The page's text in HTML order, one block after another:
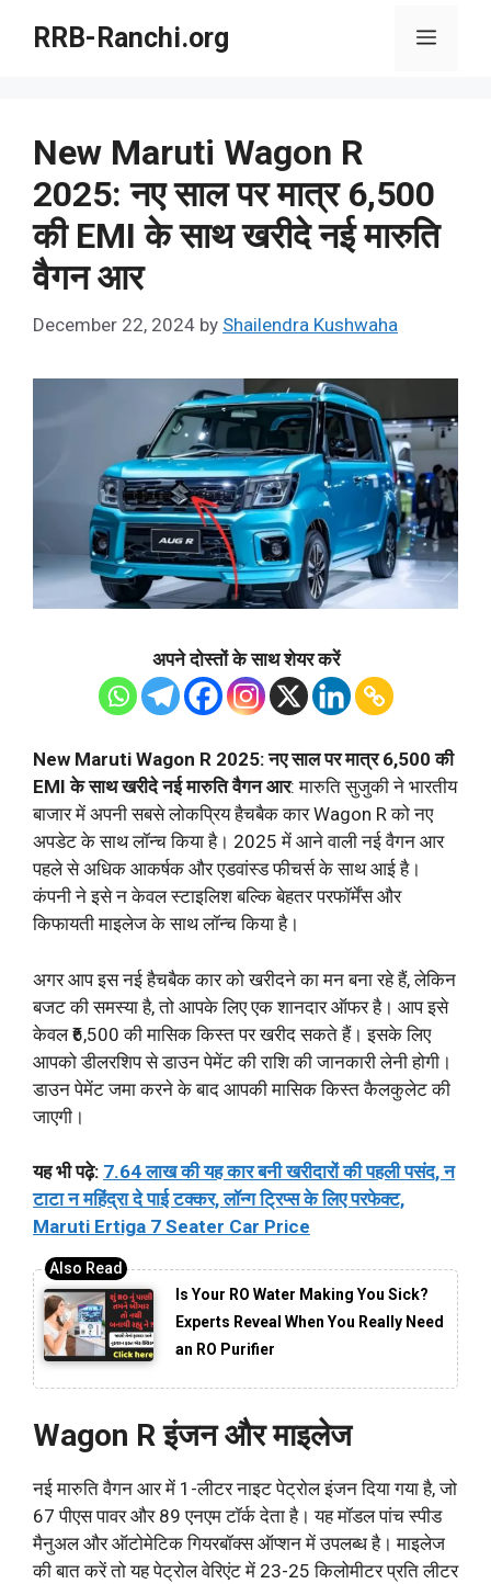
RRB-Ranchi.org Menu
New Maruti Wagon R
2025: नए साल पर मात्र 6,500
की EMI के साथ खरीदे नई मारुति
वैगन आर
December 22, 2024 by Shailendra Kushwaha
अपने दोस्तों के साथ शेयर करें
New Maruti Wagon R 2025: नए साल पर मात्र 6,500 की
EMI के साथ खरीदे नई मारुति वैगन आर: मारुति सुजुकी ने भारतीय
बाजार में अपनी सबसे लोकप्रिय हैचबैक कार Wagon R को नए
अपडेट के साथ लॉन्च किया है। 2025 में आने वाली नई वैगन आर
पहले से अधिक आकर्षक और एडवांस्ड फीचर्स के साथ आई है।
कंपनी ने इसे न केवल स्टाइलिश बल्कि बेहतर परफॉर्मेंस और
किफायती माइलेज के साथ लॉन्च किया है।
अगर आप इस नई हैचबैक कार को खरीदने का मन बना रहे हैं, लेकिन
बजट की समस्या है, तो आपके लिए एक शानदार ऑफर है। आप इसे
केवल ₹6,500 की मासिक किस्त पर खरीद सकते हैं। इसके लिए
आपको डीलरशिप से डाउन पेमेंट की राशि की जानकारी लेनी होगी।
डाउन पेमेंट जमा करने के बाद आपकी मासिक किस्त कैलकुलेट की
जाएगी।
यह भी पढ़े: 7.64 लाख की यह कार बनी खरीदारों की पहली पसंद, न
टाटा न महिंद्रा दे पाई टक्कर, लॉन्ग ट्रिप्स के लिए परफेक्ट,
Maruti Ertiga 7 Seater Car Price
Is Your RO Water Making You Sick?
Experts Reveal When You Really Need
an RO Purifier
Wagon R इंजन और माइलेज
नई मारुति वैगन आर में 1-लीटर नाइट पेट्रोल इंजन दिया गया है, जो
67 पीएस पावर और 89 एनएम टॉर्क देता है। यह मॉडल पांच स्पीड
मैनुअल और ऑटोमेटिक गियरबॉक्स ऑप्शन में उपलब्ध है। माइलेज
की बात करें तो यह पेट्रोल वेरिएंट में 23-25 किलोमीटर प्रति लीटर